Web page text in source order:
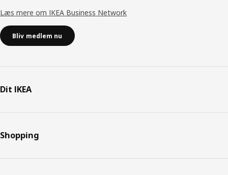
Læs mere om IKEA Business Network
Bliv medlem nu
Dit IKEA
Shopping